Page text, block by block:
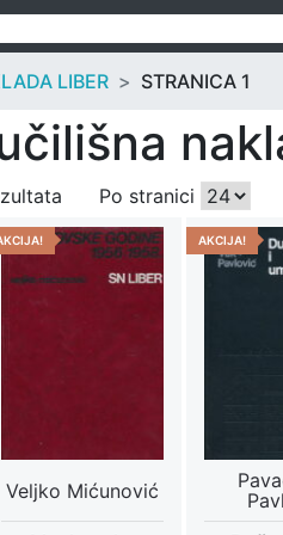
LIBER STRANICA 1
Po stranici
Veljko Mićunović
AKCIJA!